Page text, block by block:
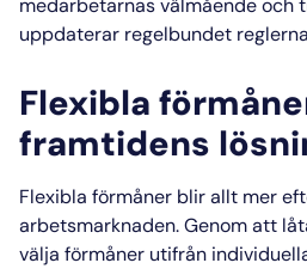
uppdaterar regelbundet
Flexibla
framtidens
Flexibla förmåner blir allt mer
arbetsmarknaden. Genom att
välja förmåner utifrån